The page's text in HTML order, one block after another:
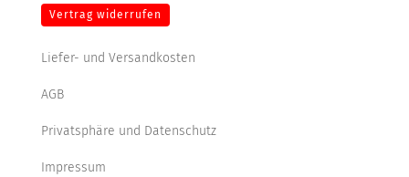
Vertrag widerrufen
Liefer- und Versandkosten
AGB
Privatsphäre und Datenschutz
Impressum